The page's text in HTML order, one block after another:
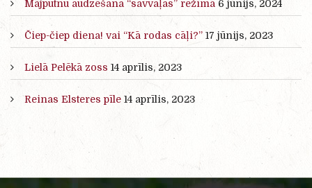
Mājputnu audzēšana “savvaļas” režīmā 6 jūnijs, 2024
Čiep-čiep diena! vai “Kā rodas cāļi?” 17 jūnijs, 2023
Lielā Pelēkā zoss 14 aprīlis, 2023
Reinas Elsteres pīle 14 aprīlis, 2023